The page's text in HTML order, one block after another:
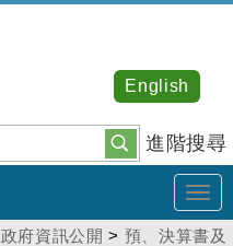
進階搜尋
English
政府資訊公開 > 預、決算書及